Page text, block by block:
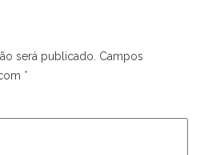
será publicado. Campos
*